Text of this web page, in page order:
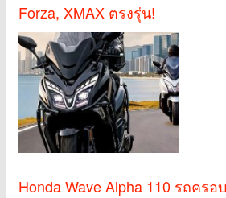
Forza, XMAX ตรงรุ่น!
Honda Wave Alpha 110 รถคร